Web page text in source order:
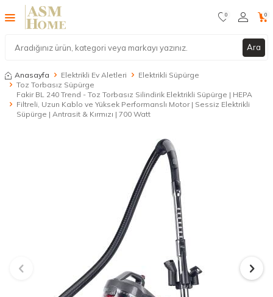
Ara
0 0
Anasayfa Elektrikli Ev Aletleri
Elektrikli Süpürge
Toz Torbasız Süpürge
Fakir BL 240 Trend - Toz Torbasız Silindirik Elektrikli Süpürge | HEPA
Filtreli, Uzun Kablo ve Yüksek Performanslı Motor | Sessiz Elektrikli
Süpürge | Antrasit & Kırmızı | 700 Watt